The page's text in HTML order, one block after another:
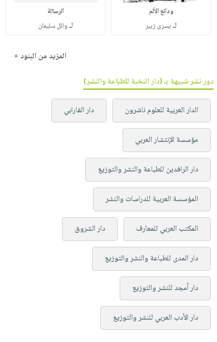
ودائع الألم
لـ يسرى زبير
الرسالة
لـ وائل سليمان
المزيد من البنود »
دور نشر شبيهة بـ (دار النخبة للطباعة والنشر)
الدار العربية للعلوم ناشرون دار الفارابي
مؤسسة الإنتشار العربي
دار الرافدين للطباعة والنشر والتوزيع
المؤسسة العربية للدراسات والنشر
المكتب العربي للمعارف دار الشروق
دار المدى للطباعة والنشر والتوزيع
دار أمجد للنشر والتوزيع
دار الأدب العربي للنشر والتوزيع